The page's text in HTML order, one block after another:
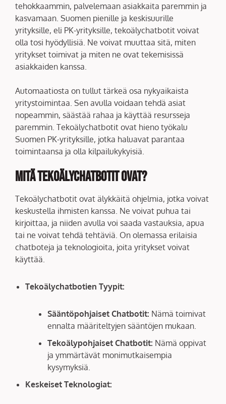
tehokkaammin, palvelemaan asiakkaita paremmin ja
kasvamaan. Suomen pienille ja keskisuurille
yrityksille, eli PK-yrityksille, tekoälychatbotit voivat
olla tosi hyödyllisiä. Ne voivat muuttaa sitä, miten
yritykset toimivat ja miten ne ovat tekemisissä
asiakkaiden kanssa.
Automaatiosta on tullut tärkeä osa nykyaikaista
yritystoimintaa. Sen avulla voidaan tehdä asiat
nopeammin, säästää rahaa ja käyttää resursseja
paremmin. Tekoälychatbotit ovat hieno työkalu
Suomen PK-yrityksille, jotka haluavat parantaa
toimintaansa ja olla kilpailukykyisiä.
Mitä Tekoälychatbotit Ovat?
Tekoälychatbotit ovat älykkäitä ohjelmia, jotka voivat
keskustella ihmisten kanssa. Ne voivat puhua tai
kirjoittaa, ja niiden avulla voi saada vastauksia, apua
tai ne voivat tehdä tehtäviä. On olemassa erilaisia
chatboteja ja teknologioita, joita yritykset voivat
käyttää.
Tekoälychatbotien Tyypit:
Sääntöpohjaiset Chatbotit: Nämä toimivat
ennalta määriteltyjen sääntöjen mukaan.
Tekoälypohjaiset Chatbotit: Nämä oppivat
ja ymmärtävät monimutkaisempia
kysymyksiä.
Keskeiset Teknologiat: